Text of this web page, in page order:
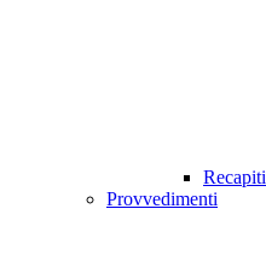
Provvedimenti